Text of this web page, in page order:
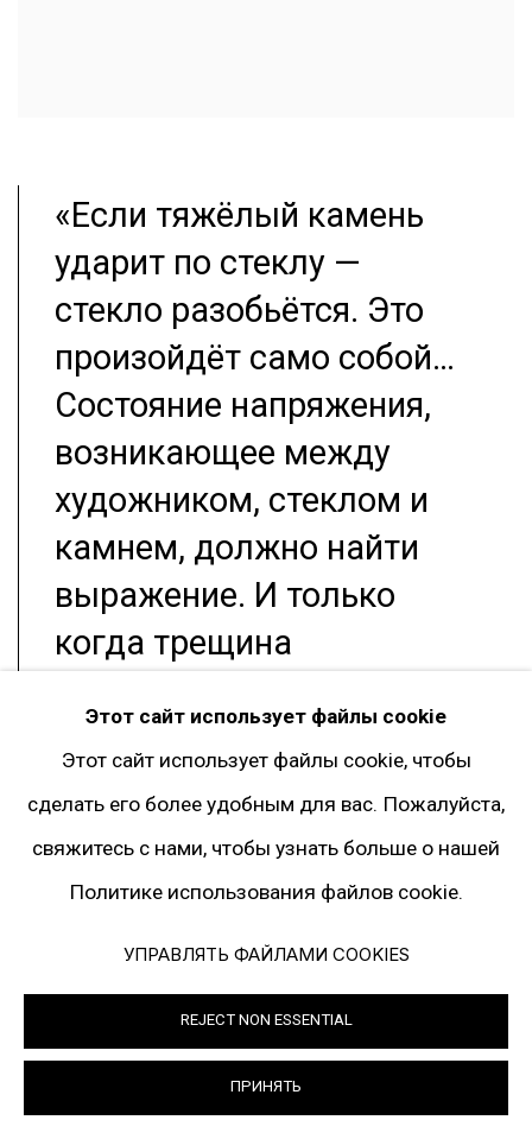
«Если тяжёлый камень
ударит по стеклу —
стекло разобьётся. Это
произойдёт само собой…
Состояние напряжения,
возникающее между
художником, стеклом и
камнем, должно найти
выражение. И только
когда трещина
взаимодействия всех
трёх элементов, стекло,
наконец, превращается в
произведение искусства».
выставки Ли Уфана прошли в Токио, Сеуле,
Этот сайт использует файлы cookie
Этот сайт использует файлы cookie, чтобы
сделать его более удобным для вас. Пожалуйста,
свяжитесь с нами, чтобы узнать больше о нашей
Политике использования файлов cookie.
УПРАВЛЯТЬ ФАЙЛАМИ COOKIES
REJECT NON ESSENTIAL
ПРИНЯТЬ